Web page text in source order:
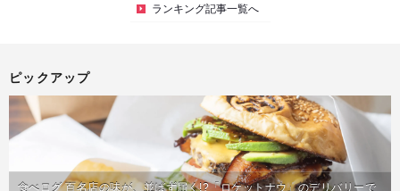
ランキング記事一覧へ
ピックアップ
食べログ 百名店の味が、並ばず届く!?「ロケットナウ」のデリバリーで